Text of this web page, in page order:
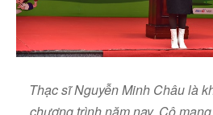
Thạc sĩ Nguyễn Minh Châu là